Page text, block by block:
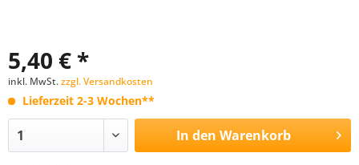
5,40 € *
inkl. MwSt.zzgl. Versandkosten
Lieferzeit 2-3 Wochen**
In den Warenkorb